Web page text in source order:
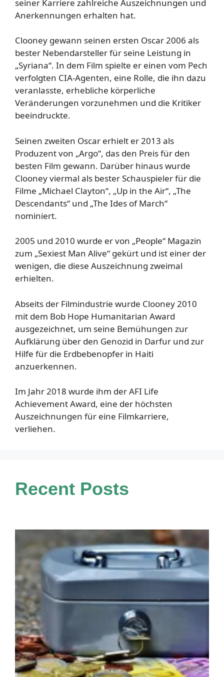
seiner Karriere zahlreiche Auszeichnungen und
Anerkennungen erhalten hat.
Clooney gewann seinen ersten Oscar 2006 als
bester Nebendarsteller für seine Leistung in
„Syriana“. In dem Film spielte er einen vom Pech
verfolgten CIA-Agenten, eine Rolle, die ihn dazu
veranlasste, erhebliche körperliche
Veränderungen vorzunehmen und die Kritiker
beeindruckte.
Seinen zweiten Oscar erhielt er 2013 als
Produzent von „Argo“, das den Preis für den
besten Film gewann. Darüber hinaus wurde
Clooney viermal als bester Schauspieler für die
Filme „Michael Clayton“, „Up in the Air“, „The
Descendants“ und „The Ides of March“
nominiert.
2005 und 2010 wurde er von „People“ Magazin
zum „Sexiest Man Alive“ gekürt und ist einer der
wenigen, die diese Auszeichnung zweimal
erhielten.
Abseits der Filmindustrie wurde Clooney 2010
mit dem Bob Hope Humanitarian Award
ausgezeichnet, um seine Bemühungen zur
Aufklärung über den Genozid in Darfur und zur
Hilfe für die Erdbebenopfer in Haiti
anzuerkennen.
Im Jahr 2018 wurde ihm der AFI Life
Achievement Award, eine der höchsten
Auszeichnungen für eine Filmkarriere,
verliehen.
Recent Posts